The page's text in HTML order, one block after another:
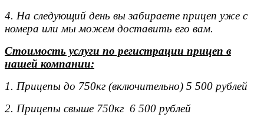
4. На следующий день вы забираете прицеп уже с
номера или мы можем доставить его вам.
Стоимость услуги по регистрации прицеп в
нашей компании:
1. Прицепы до 750кг (включительно) 5 500 рублей
2. Прицепы свыше 750кг 6 500 рублей